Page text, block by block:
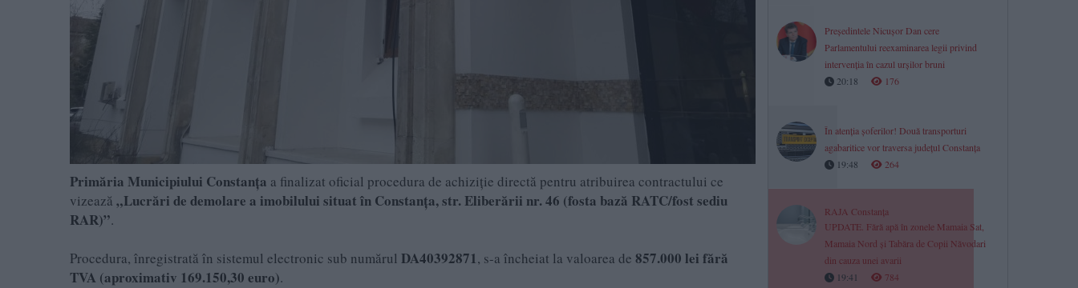
Primăria Municipiului Constanța a finalizat oficial procedura de achiziție directă pentru atribuirea contractului ce
vizează „Lucrări de demolare a imobilului situat în Constanța, str. Eliberării nr. 46 (fosta bază RATC/fost sediu
RAR)”.
Procedura, înregistrată în sistemul electronic sub numărul DA40392871, s-a încheiat la valoarea de 857.000 lei fără
TVA (aproximativ 169.150,30 euro).
Președintele Nicușor Dan cere
Parlamentului reexaminarea legii privind
intervenția în cazul urșilor bruni
20:18
176
În atenția șoferilor! Două transporturi
agabaritice vor traversa județul Constanța
19:48
264
RAJA Constanța
UPDATE. Fără apă în zonele Mamaia Sat,
Mamaia Nord și Tabăra de Copii Năvodari
din cauza unei avarii
19:41
784